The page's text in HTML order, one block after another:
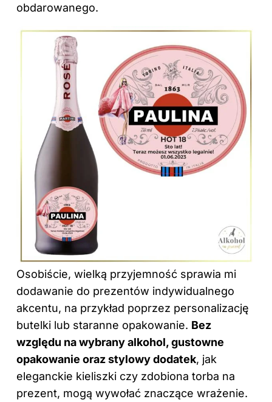
obdarowanego.
Osobiście, wielką przyjemność sprawia mi
dodawanie do prezentów indywidualnego
akcentu, na przykład poprzez personalizację
butelki lub staranne opakowanie. Bez
względu na wybrany alkohol, gustowne
opakowanie oraz stylowy dodatek, jak
eleganckie kieliszki czy zdobiona torba na
prezent, mogą wywołać znaczące wrażenie.